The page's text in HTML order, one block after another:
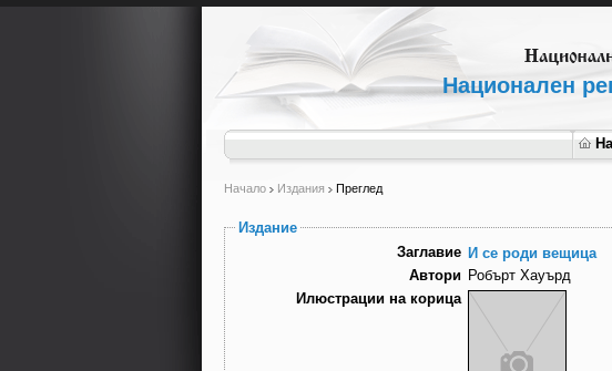
Национален
Начало Издания Преглед
Издание
Заглавие И се роди вещица
Автори Робърт Хауърд
Илюстрации на корица